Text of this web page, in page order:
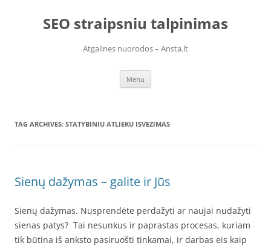
contentSEO straipsniu talpinimas
Atgalines nuorodos – Ansta.lt
Menu
TAG ARCHIVES: STATYBINIU ATLIEKU ISVEZIMAS
Sienų dažymas – galite ir Jūs
Sienų dažymas. Nusprendėte perdažyti ar naujai nudažyti
sienas patys? Tai nesunkus ir paprastas procesas, kuriam
tik būtina iš anksto pasiruošti tinkamai, ir darbas eis kaip